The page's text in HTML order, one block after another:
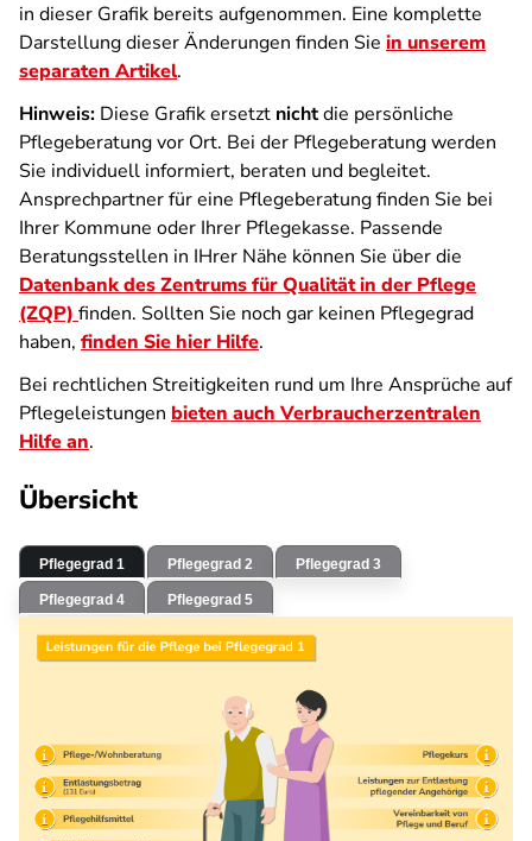
in dieser Grafik bereits aufgenommen. Eine komplette
Darstellung dieser Änderungen finden Sie in unserem
separaten Artikel.
Hinweis: Diese Grafik ersetzt nichtdie persönliche
Pflegeberatung vor Ort. Bei der Pflegeberatung werden
Sie individuell informiert, beraten und begleitet.
Ansprechpartner für eine Pflegeberatung finden Sie bei
Ihrer Kommune oder Ihrer Pflegekasse. Passende
Beratungsstellen in IHrer Nähe können Sie über die
Datenbank des Zentrums für Qualität in der Pflege
(ZQP) finden. Sollten Sie noch gar keinen Pflegegrad
haben, finden Sie hier Hilfe.
Bei rechtlichen Streitigkeiten rund um Ihre Ansprüche auf
Pflegeleistungen bieten auch Verbraucherzentralen
Hilfe an.
Übersicht
Pflegegrad 1 Pflegegrad 2 Pflegegrad 3
Pflegegrad 4 Pflegegrad 5